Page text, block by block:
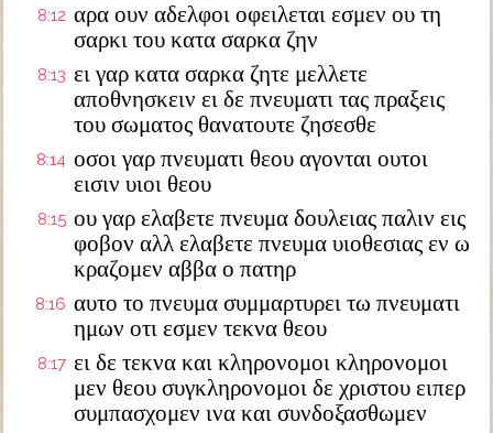
8:12 αρα ουν αδελφοι οφειλεται εσμεν ου τη
σαρκι του κατα σαρκα ζην
8:13 ει γαρ κατα σαρκα ζητε μελλετε
αποθνησκειν ει δε πνευματι τας πραξεις
του σωματος θανατουτε ζησεσθε
8:14 οσοι γαρ πνευματι θεου αγονται ουτοι
εισιν υιοι θεου
8:15 ου γαρ ελαβετε πνευμα δουλειας παλιν εις
φοβον αλλ ελαβετε πνευμα υιοθεσιας εν ω
κραζομεν αββα ο πατηρ
8:16 αυτο το πνευμα συμμαρτυρει τω πνευματι
ημων οτι εσμεν τεκνα θεου
8:17 ει δε τεκνα και κληρονομοι κληρονομοι
μεν θεου συγκληρονομοι δε χριστου ειπερ
συμπασχομεν ινα και συνδοξασθωμεν